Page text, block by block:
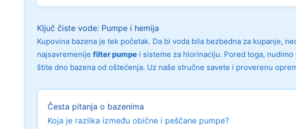
Ključ čiste vode: Pumpe i hemija
Kupovina bazena je tek početak. Da bi voda bila bezbedna za kupanje,
najsavremenije filter pumpe i sisteme za hlorinaciju. Pored toga,
štite dno bazena od oštećenja. Uz naše stručne savete i proverenu
Česta pitanja o bazenima
Koja je razlika između obične i peščane pumpe?